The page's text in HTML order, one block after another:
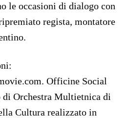
le occasioni di dialogo con
regista, montatore
Officine Social
Orchestra Multietnica di
Cultura realizzato in